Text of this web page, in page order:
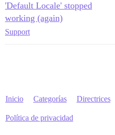
'Default Locale' stopped
working (again)
Support
Inicio Categorías Directrices
Política de privacidad